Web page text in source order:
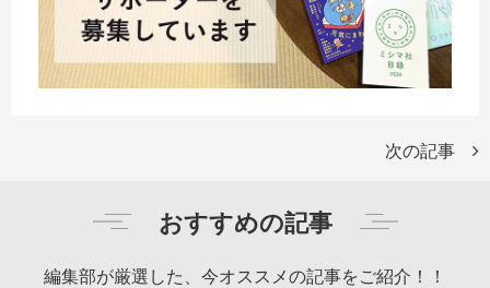
次の記事
おすすめの記事
編集部が厳選した、今オススメの記事をご紹介！！